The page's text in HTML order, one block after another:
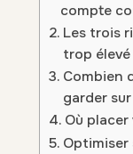
compte
Les trois
trop élevé
Combien
garder
Où
Optimiser